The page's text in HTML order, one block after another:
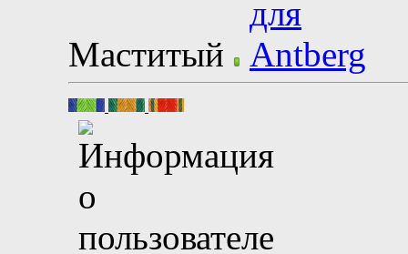
Маститый